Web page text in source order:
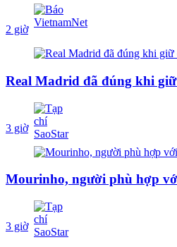
2 giờ
Real Madrid đã đúng khi
3 giờ
Mourinho, người phù hợp
3 giờ